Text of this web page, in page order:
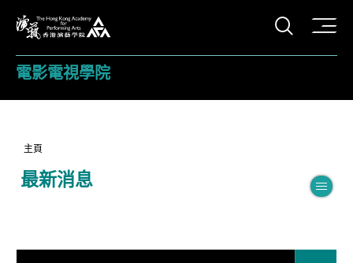
打開
電影電視學院
主頁
最新消息